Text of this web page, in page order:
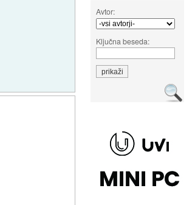
Avtor:
Ključna beseda: